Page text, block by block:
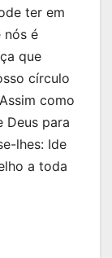
ter em
nós é
que
círculo
como
Deus para
lhes: Ide
a toda